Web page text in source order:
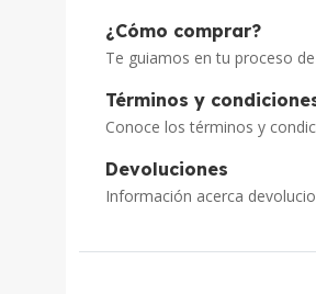
¿Cómo comprar?
Te guiamos en tu proceso
Términos y
Conoce los términos y
Devoluciones
Información acerca